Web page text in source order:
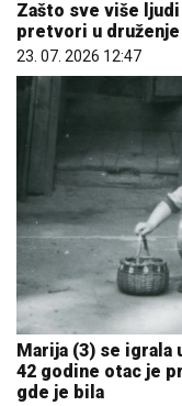
Zašto sve više
pretvori u druženje
23. 07. 2026 12:47
Marija (3) se igrala
42 godine otac je
gde je bila